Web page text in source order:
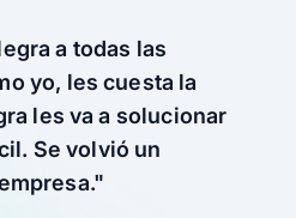
a todas las
yo, les cuesta la
les va a solucionar
Se volvió un